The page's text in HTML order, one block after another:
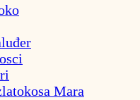
Mara